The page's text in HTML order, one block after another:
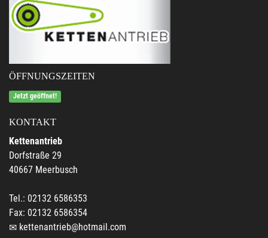
ÖFFNUNGSZEITEN
Jetzt geöffnet!
KONTAKT
Kettenantrieb
Dorfstraße 29
40667 Meerbusch
Tel.: 02132 6586353
Fax: 02132 6586354
kettenantrieb@hotmail.com